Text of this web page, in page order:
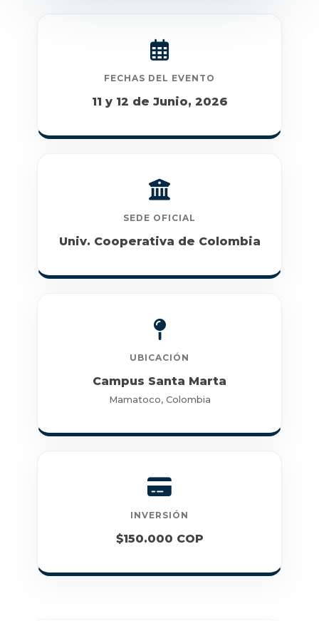
FECHAS DEL EVENTO
11 y 12 de Junio, 2026
SEDE OFICIAL
Univ. Cooperativa de Colombia
UBICACIÓN
Campus Santa Marta
Mamatoco, Colombia
INVERSIÓN
$150.000 COP